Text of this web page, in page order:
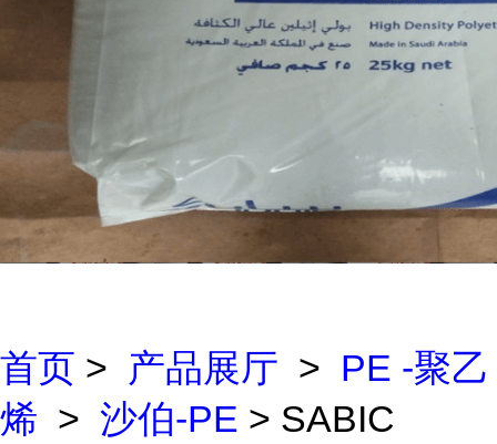
首页 > 产品展厅 > PE -聚乙
烯 > 沙伯-PE > SABIC